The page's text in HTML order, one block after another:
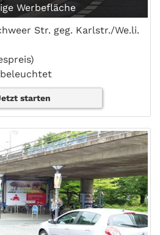
Werbefläche
Str. geg. Karlstr./We.li.
starten